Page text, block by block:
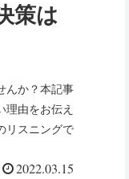
策は
んか？本記事
理由をお伝え
リスニングで
2022.03.15